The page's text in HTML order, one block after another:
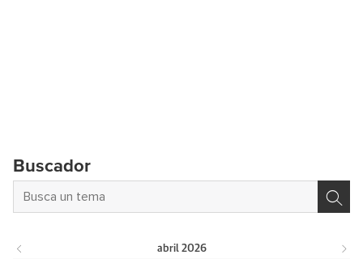
Buscador
abril 2026